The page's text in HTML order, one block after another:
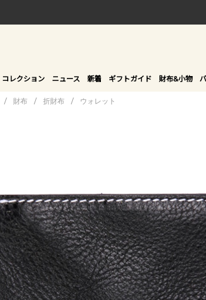
8/17(月
贈る相手
コレクション ニュース 新着 ギフトガイド 財布&小物
/ 財布 / 折財布 / ウォレット